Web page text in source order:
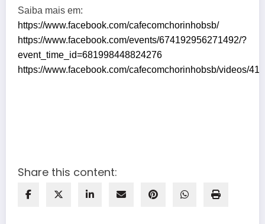
Saiba mais em:
https://www.facebook.com/cafecomchorinhobsb/
https://www.facebook.com/events/674192956271492/?
event_time_id=681998448824276
https://www.facebook.com/cafecomchorinhobsb/videos/
Share this content: